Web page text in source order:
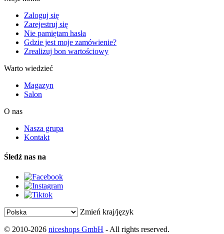
Zaloguj się
Zarejestruj się
Nie pamiętam hasła
Gdzie jest moje zamówienie?
Zrealizuj bon wartościowy
Warto wiedzieć
Magazyn
Salon
O nas
Nasza grupa
Kontakt
Śledź nas na
Zmień kraj/język
© 2010-2026 niceshops GmbH - All rights reserved.